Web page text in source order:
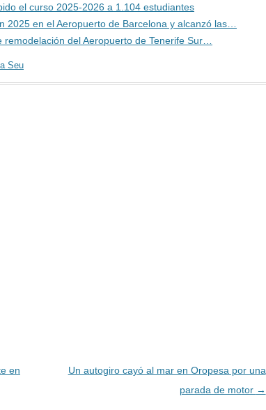
el curso 2025-2026 a 1.104 estudiantes
2025 en el Aeropuerto de Barcelona y alcanzó las…
del Aeropuerto de Tenerife Sur…
Seu
en
Un autogiro cayó al mar en Oropesa por una
parada de motor →